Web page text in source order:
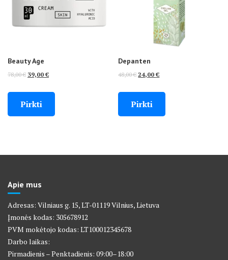
Beauty Age
78,00€ Original
39,00 €Current
Pirkti
Depanten
48,00€ Original
24,00€Current
Pirkti
Apie mus
Adresas: Vilniaus g. 15, LT-01119 Vilnius, Lietuva
Įmonės kodas: 305678912
PVM mokėtojo kodas: LT100012345678
Darbo laikas:
Pirmadienis – Penktadienis: 09:00–18:00